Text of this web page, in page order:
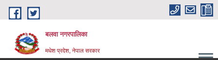
Skip to main content
बलवा नगरपालिका
मधेश प्रदेश, नेपाल सरकार